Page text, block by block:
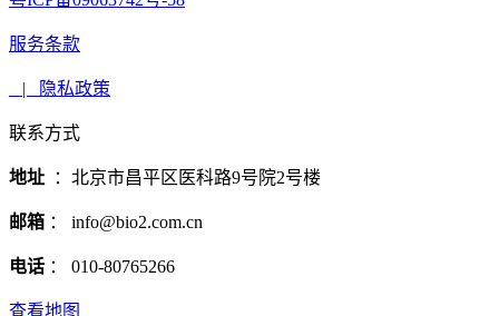
服务条款
| 隐私政策
联系方式
地址 ：北京市昌平区医科路9号院2号楼
邮箱 ： info@bio2.com.cn
电话 ： 010-80765266
查看地图